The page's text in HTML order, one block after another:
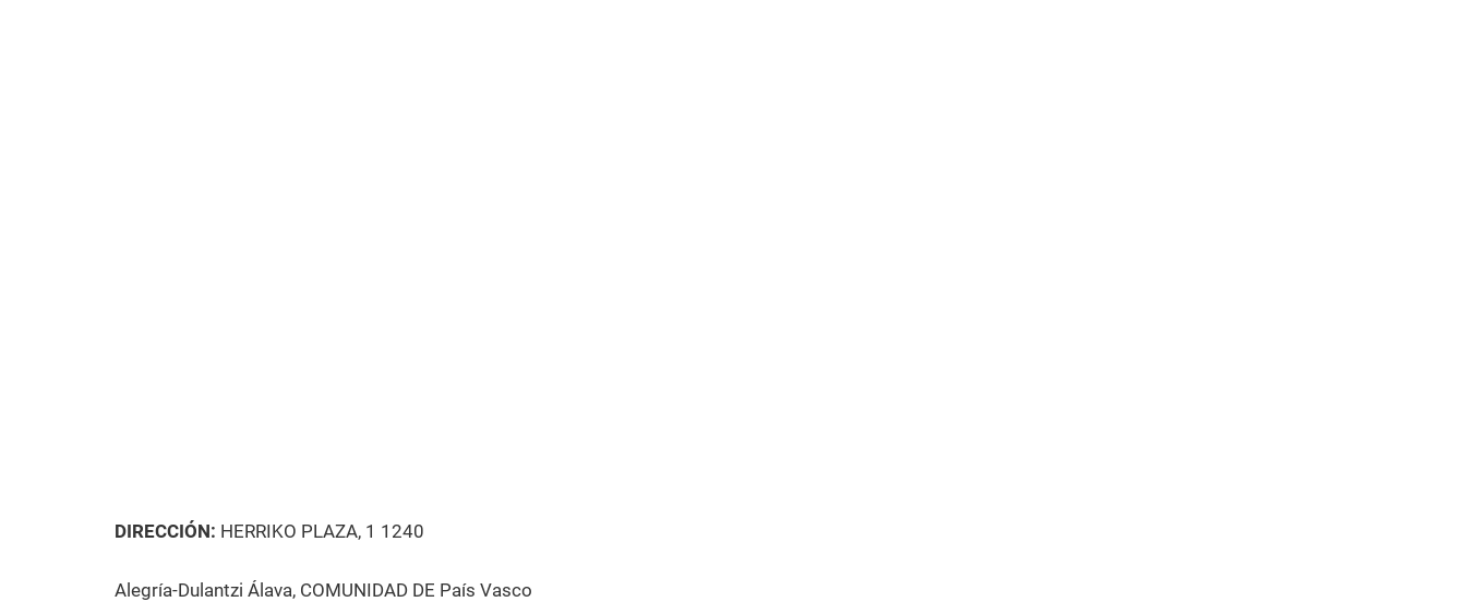
DIRECCIÓN: HERRIKO PLAZA, 1 1240
Alegría-Dulantzi Álava, COMUNIDAD DE País Vasco